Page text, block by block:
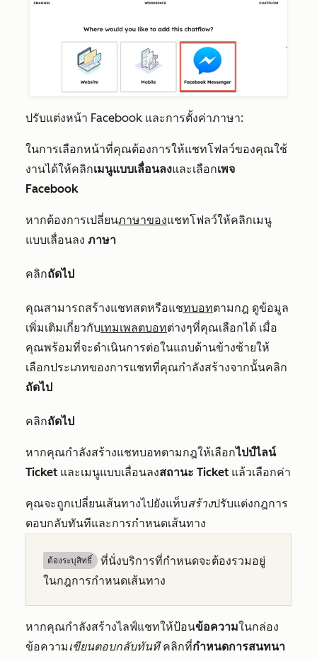
ปรับแต่งหน้า Facebook และการตั้งค่าภาษา:
ในการเลือกหน้าที่คุณต้องการให้แชทโฟลว์ของคุณใช้
งานได้ให้คลิกเมนูแบบเลื่อนลงและเลือกเพจ
Facebook
หากต้องการเปลี่ยนภาษาของแชทโฟลว์ให้คลิกเมนู
แบบเลื่อนลง ภาษา
คลิกถัดไป
คุณสามารถสร้างแชทสดหรือแชทบอทตามกฎ ดูข้อมูล
เพิ่มเติมเกี่ยวกับเทมเพลตบอทต่างๆที่คุณเลือกได้ เมื่อ
คุณพร้อมที่จะดำเนินการต่อในแถบด้านข้างซ้ายให้
เลือกประเภทของการแชทที่คุณกำลังสร้างจากนั้นคลิก
ถัดไป
คลิกถัดไป
หากคุณกำลังสร้างแชทบอทตามกฎให้เลือกไปป์ไลน์
Ticket และเมนูแบบเลื่อนลงสถานะ Ticket แล้วเลือกค่า
คุณจะถูกเปลี่ยนเส้นทางไปยังแท็บสร้างปรับแต่งกฎการ
ตอบกลับทันทีและการกำหนดเส้นทาง
ต้องระบุสิทธิ์
ที่นั่งบริการที่กำหนดจะต้องรวมอยู่
ในกฎการกำหนดเส้นทาง
หากคุณกำลังสร้างไลฟ์แชทให้ป้อนข้อความในกล่อง
ข้อความเขียนตอบกลับทันทีคลิกที่กำหนดการสนทนา